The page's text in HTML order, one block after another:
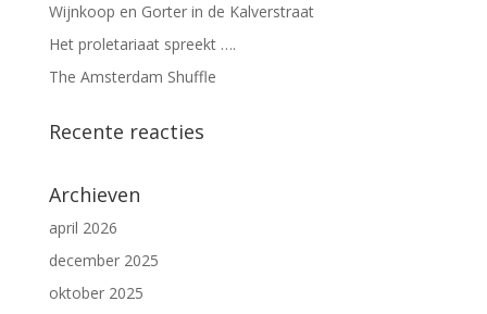
Wijnkoop en Gorter in de Kalverstraat
Het proletariaat spreekt ….
The Amsterdam Shuffle
Recente reacties
Archieven
april 2026
december 2025
oktober 2025